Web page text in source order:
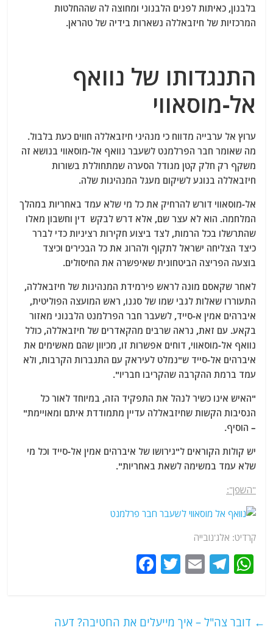
בלבנון, כאיתות לפנים הלבנוני ומחוצה לה שההחלטות
המרכזיות של חיזבאללה נשארות בידיה של טהראן.
התנגדותו של נוואף
אל-מוסאווי
ערוץ אל ערבייה מדווח כי מנהיגי חיזבאללה חווים כעת בלבול.
מה שאומר חבר הפרלמנט לשעבר נוואף אל-מוסאווי בנושא זה
משקף רק חלק קטן מגודל הסערה שמתחוללת בשורות
חיזבאללה בנוגע לשיקום מעגל המנהיגות שלה.
אל-מוסאווי דורש להרחיק את כל מי שלא עמד באחריות במהלך
המלחמה. הוא לא עצר שם, אלא דרש לבקש דין וחשבון מאלו
שהתרשלו בכל הרמות, לצד ביצוע חקירות רציניות כדי לברר
כיצד הצליחה ישראל לתקוף ולהרוג את כל הבכירים וכיצד
בוצעה הפריצה הביטחונית שאיפשרה את החיסולים.
לאחר שקאסם מונה לראש פירמידת המנהיגות של חיזבאללה,
התעוררו שאלות לגבי שמו של סגנו, ראש המועצה הפוליטית,
איברהים אמין א-סייד, לשעבר חבר הפרלמנט הלבנוני מאזור
בקאע. עם זאת, נראה שרבים מהקאדרים של חיזבאללה, כולל
נוואף אל-מוסאווי, דוחים אפשרות זו, מכיוון שהם מאשימים את
איברהים אל-סייד ש"נמלט לעיראק עם התגברות הקרבות, ולא
עמד ברמת ההקרבה שהקריבו חבריו".
"האיש אינו כשיר לנהל את התפקיד הזה, במיוחד לאור כל
הנסיבות הקשות שחיזבאללה עדיין מתמודדת איתם ומאויימת"
– הוסיף.
יש קולות הקוראים ל"גירושו של איברהים אמין אל-סייד וכל מי
שלא עמד במשימה לשאת באחריות".
"השפן":
קרדיט: אלג'נובייה
W
s
T
g
E
l
T
er
e ← דובר צה"ל – איך מייעלים את החטיבה? דעה